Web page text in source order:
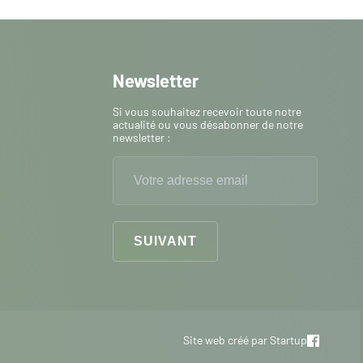
Newsletter
Si vous souhaitez recevoir toute notre
actualité ou vous désabonner de notre
newsletter :
Site web créé parStartup